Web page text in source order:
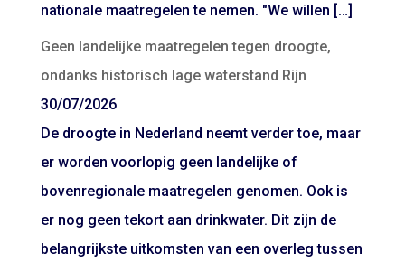
nationale maatregelen te nemen. "We willen […]
Geen landelijke maatregelen tegen droogte,
ondanks historisch lage waterstand Rijn
30/07/2026
De droogte in Nederland neemt verder toe, maar
er worden voorlopig geen landelijke of
bovenregionale maatregelen genomen. Ook is
er nog geen tekort aan drinkwater. Dit zijn de
belangrijkste uitkomsten van een overleg tussen